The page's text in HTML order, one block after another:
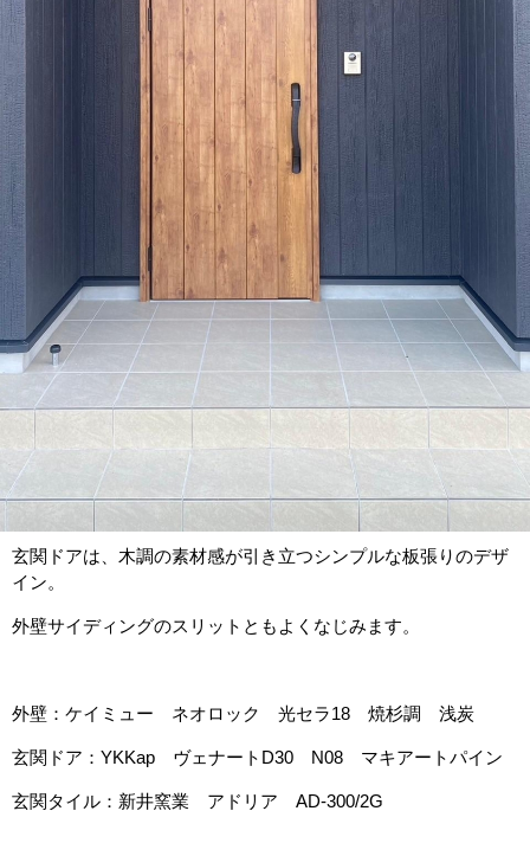
玄関ドアは、木調の素材感が引き立つシンプルな板張りのデザ
イン。
外壁サイディングのスリットともよくなじみます。
外壁：ケイミュー ネオロック 光セラ18 焼杉調 浅炭
玄関ドア：YKKap ヴェナートD30 N08 マキアートパイン
玄関タイル：新井窯業 アドリア AD-300/2G